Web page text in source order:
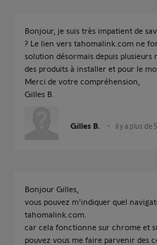
Bonjour, je suis très impatient de
? Le lien vers tahomalink.com ne
solution désormais depuis plusieurs
des produits à installer et pour le
Merci de votre compréhension,
Gilles B.
Gilles B. il y a plus de
Bonjour Gilles,
vous pouvez m'indiquer quel
tahomalink.com.
car cela fonctionne sur chrome et
pouvez vous me faire parvenir des